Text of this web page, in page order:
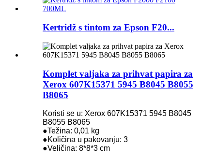
Kertridž s tintom za Epson F20...
Komplet valjaka za prihvat papira za
Xerox 607K15371 5945 B8045 B8055
B8065
Koristi se u: Xerox 607K15371 5945 B8045
B8055 B8065
●Težina: 0,01 kg
●Količina u pakovanju: 3
●Veličina: 8*8*3 cm